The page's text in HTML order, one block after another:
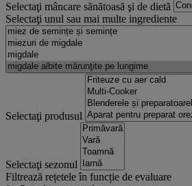
Selectaţi mâncare sănătoasă şi de dietă
Selectaţi unul sau mai multe ingrediente
Selectaţi produsul
Selectaţi sezonul
Filtrează rețetele în funcție de evaluare